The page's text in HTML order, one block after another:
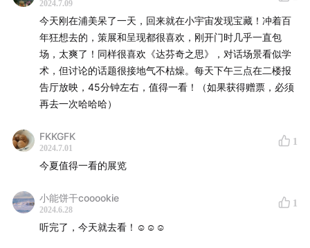
2024.7.09
今天刚在浦美呆了一天，回来就在小宇宙发现宝藏！冲着百
年狂想去的，策展和呈现都很喜欢，刚开门时几乎一直包
场，太爽了！同样很喜欢《达芬奇之思》，对话场景看似学
术，但讨论的话题很接地气不枯燥。每天下午三点在二楼报
告厅放映，45分钟左右，值得一看！（如果获得赠票，必须
再去一次哈哈哈）
FKKGFK
2024.7.01
1
今夏值得一看的展览
小能饼干cooookie
2024.6.28
1
听完了，今天就去看！☺️☺️☺️